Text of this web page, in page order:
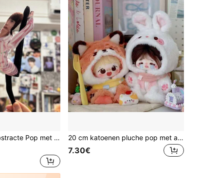
Beweegbaar Interessant Beeldje, Fan Cadeau, Verjaardagscadeau, Kerstcadeau
20 cm katoenen pluche pop met afneembare outfits, super schattige vos/konijn knuffel, perfect verjaardagscadeau voor je beste vriend(in) - ideaal cadeau voor poppenliefhebbers!
7.30€